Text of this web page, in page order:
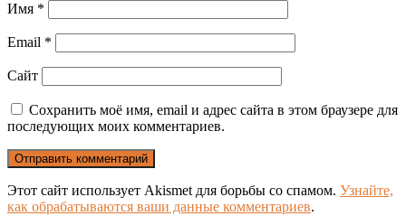
Имя *
Email *
Сайт
Сохранить моё имя, email и адрес сайта в этом браузере для
последующих моих комментариев.
Этот сайт использует Akismet для борьбы со спамом. Узнайте,
как обрабатываются ваши данные комментариев.